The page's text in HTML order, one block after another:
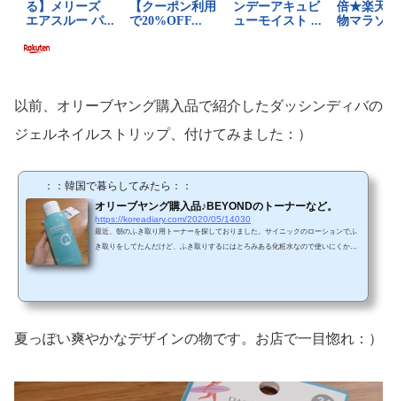
以前、オリーブヤング購入品で紹介したダッシンディバの
ジェルネイルストリップ、付けてみました：）
：：韓国で暮らしてみたら：：
オリーブヤング購入品♪BEYONDのトーナーなど。
https://koreadiary.com/2020/05/14030
最近、朝のふき取り用トーナーを探しておりました。サイニックのローションでふ
き取りをしてたんだけど、ふき取りするにはとろみある化粧水なので使いにくかっ
上がって来る形状。これ便利で好き。毎回４回ずつ押してるかな。（↓写真はまだ穴
夏っぽい爽やかなデザインの物です。お店で一目惚れ：）